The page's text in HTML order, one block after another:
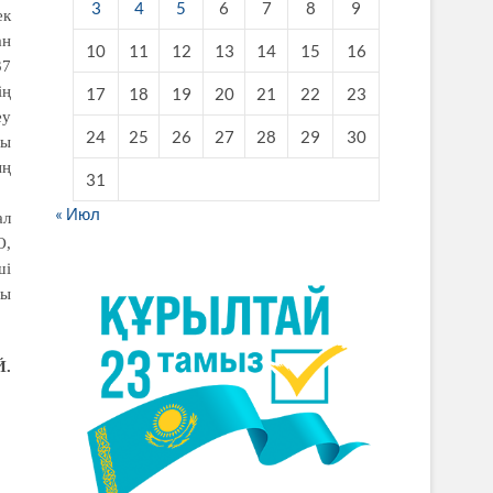
3 4 5 6 7 8 9
10 11 12 13 14 15 16
17 18 19 20 21 22 23
24 25 26 27 28 29 30
31
« Июл